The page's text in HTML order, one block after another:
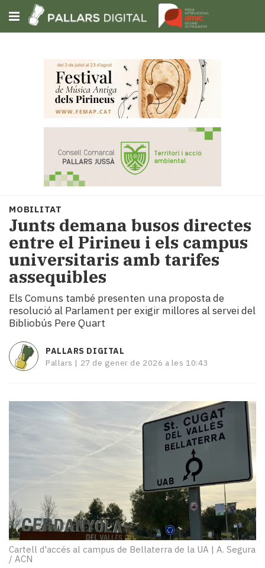
Subscriu-t'hi
Portada
Societat
Política
i
municipis
Economia
i
turisme
Cultura
Esports
Mai
tant!
TV
i
escena!
la
teva!
Subscriptors
La
newsletter
MOBILITAT
​Junts demana busos directes
entre el Pirineu i els campus
universitaris amb tarifes
assequibles
Els Comuns també presenten una proposta de
resolució al Parlament per exigir millores al servei del
Bibliobús Pere Quart
PALLARS DIGITAL
Pallars | 27 de gener de 2026 a les 10:43
Cartell d'accés al campus de Bellaterra de la UA | A. Segura
/ ACN